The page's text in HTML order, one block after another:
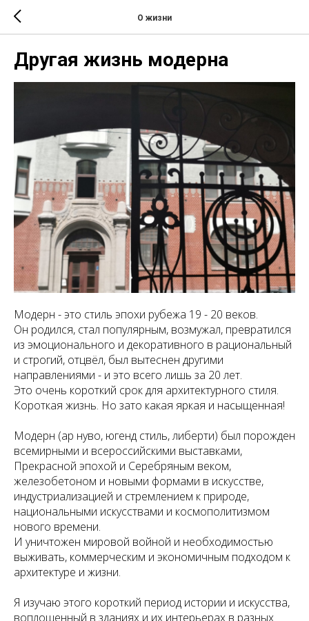
О жизни
Другая жизнь модерна
Модерн - это стиль эпохи рубежа 19 - 20 веков.
Он родился, стал популярным, возмужал, превратился
из эмоционального и декоративного в рациональный
и строгий, отцвёл, был вытеснен другими
направлениями - и это всего лишь за 20 лет.
Это очень короткий срок для архитектурного стиля.
Короткая жизнь. Но зато какая яркая и насыщенная!
Модерн (ар нуво, югенд стиль, либерти) был порожден
всемирными и всероссийскими выставками,
Прекрасной эпохой и Серебряным веком,
железобетоном и новыми формами в искусстве,
индустриализацией и стремлением к природе,
национальными искусствами и космополитизмом
нового времени.
И уничтожен мировой войной и необходимостью
выживать, коммерческим и экономичным подходом к
архитектуре и жизни.
Я изучаю этого короткий период истории и искусства,
воплощенный в зданиях и их интерьерах в разных